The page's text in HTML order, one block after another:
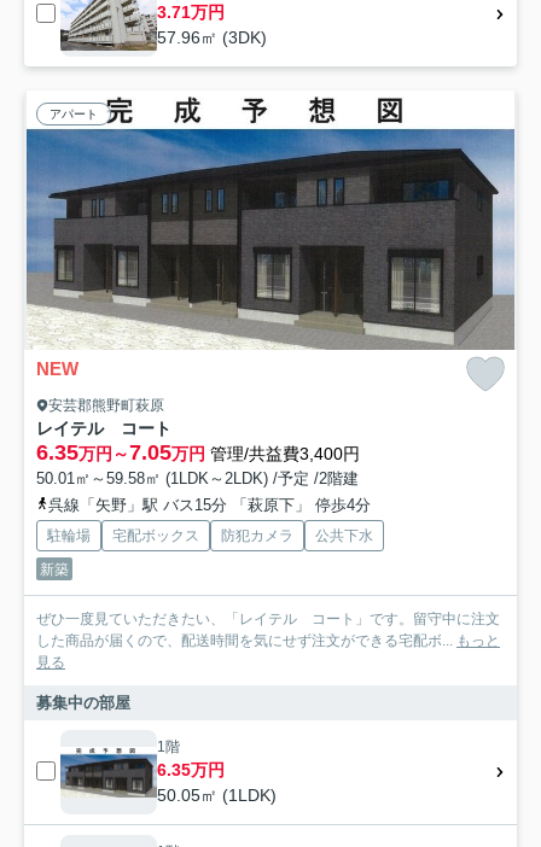
3.71万円
57.96㎡ (3DK)
アパート
NEW
安芸郡熊野町萩原
レイテル コート
6.35万円～7.05万円 管理/共益費3,400円
50.01㎡～59.58㎡ (1LDK～2LDK) /予定 /2階建
呉線「矢野」駅 バス15分 「萩原下」 停歩4分
駐輪場 宅配ボックス 防犯カメラ
公共下水
新築
ぜひ一度見ていただきたい、「レイテル コート」です。留守中に注文
した商品が届くので、配送時間を気にせず注文ができる宅配ボ... もっと
見る
募集中の部屋
1階
6.35万円
50.05㎡ (1LDK)